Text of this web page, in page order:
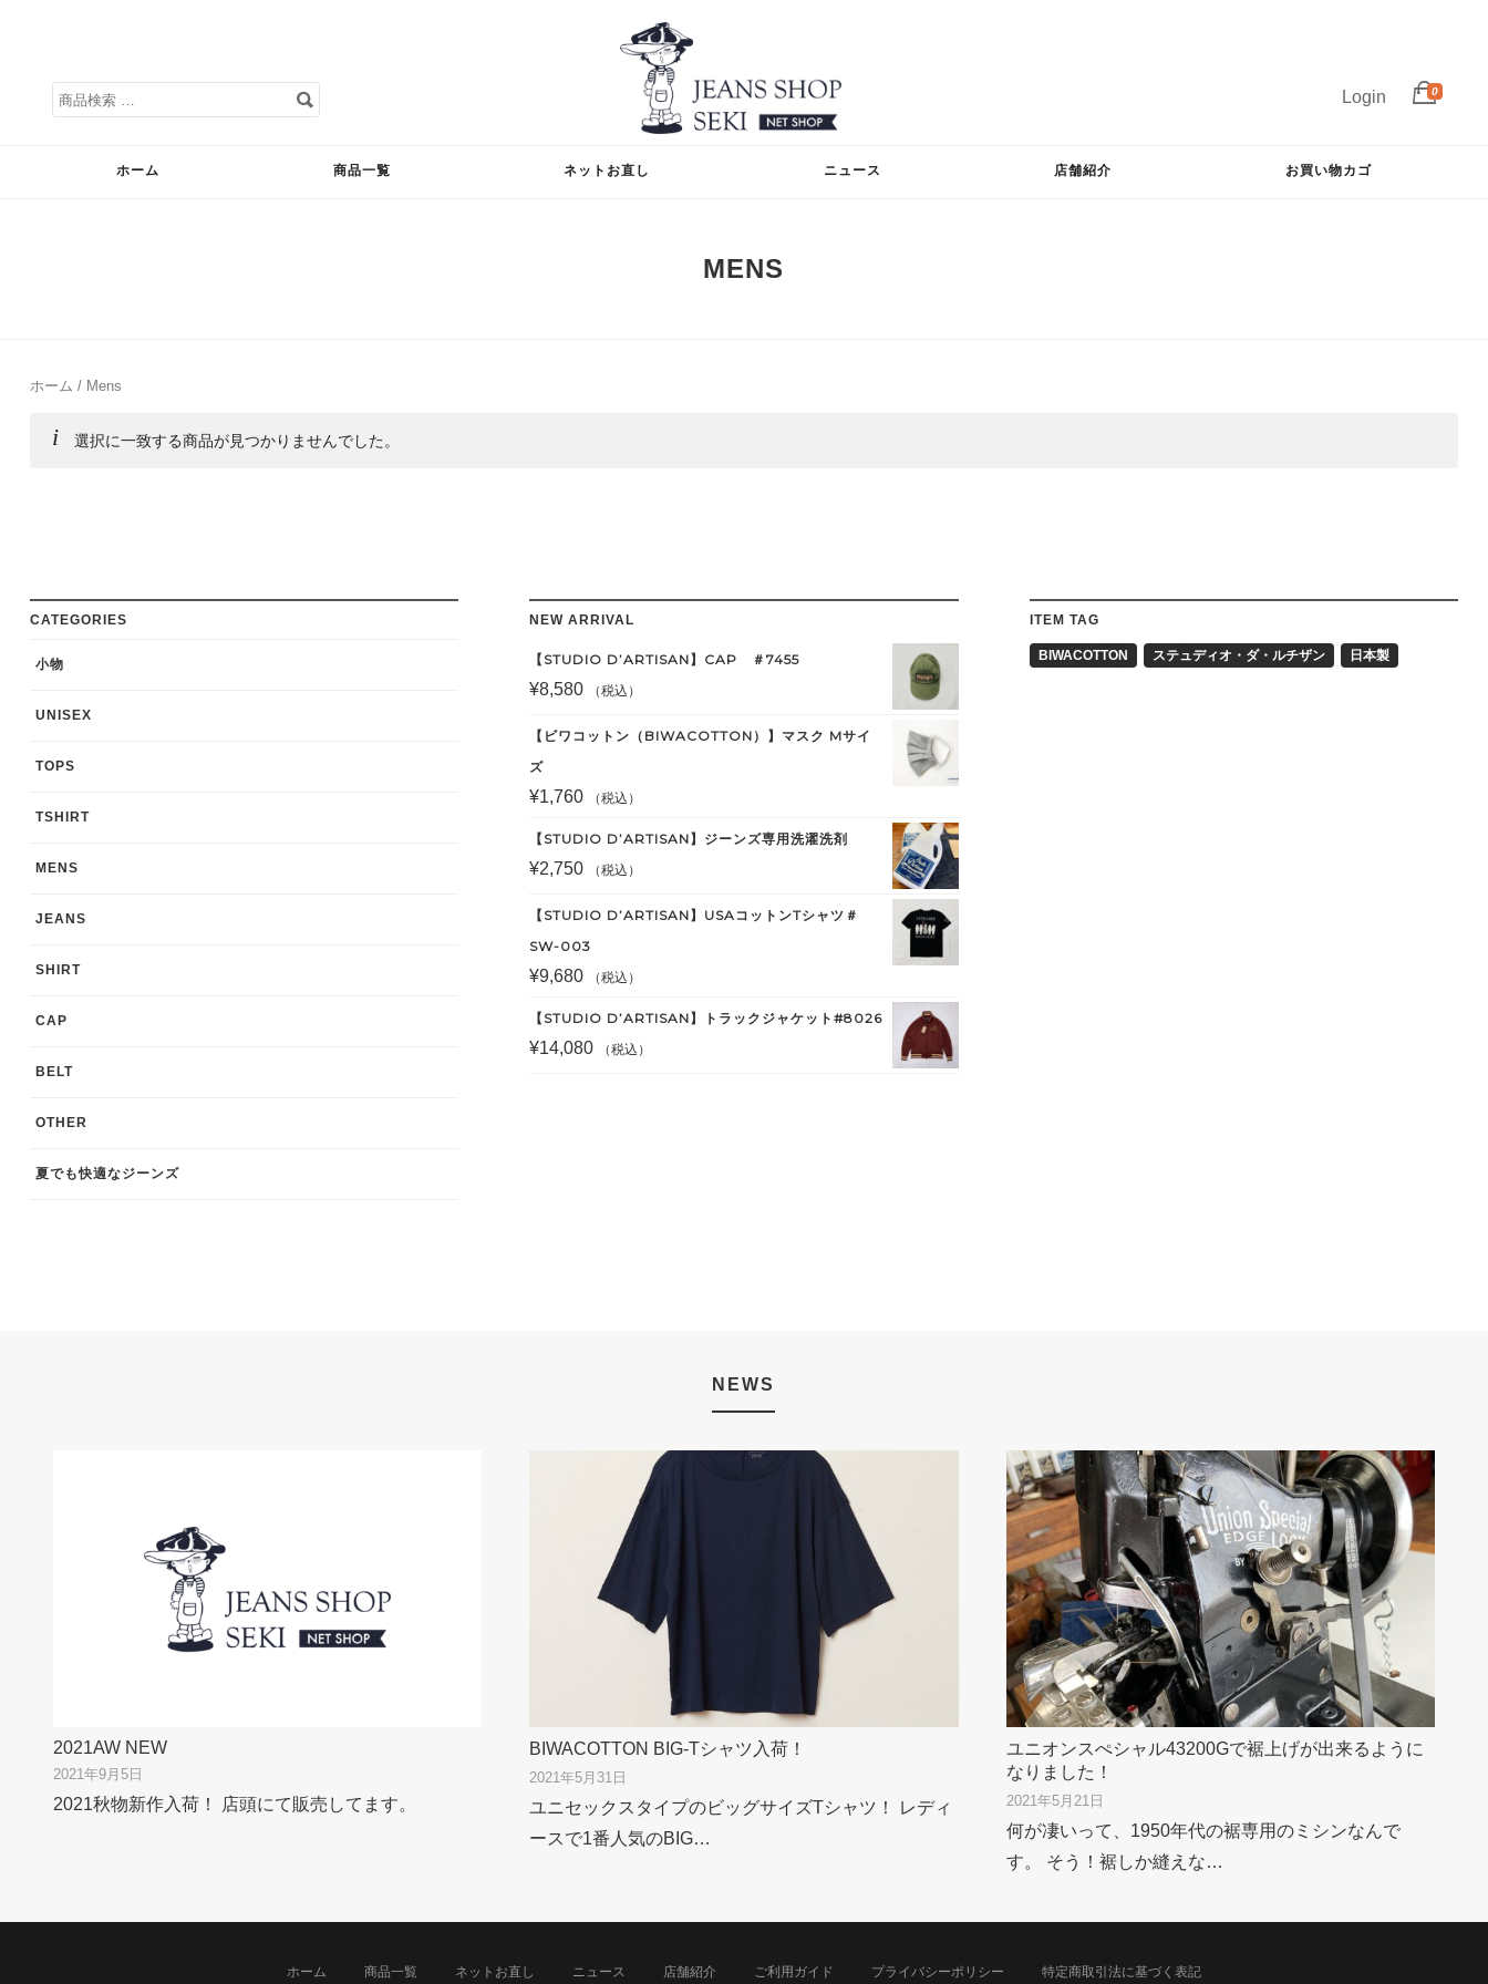
検
Login 0
ホーム 商品一覧 ネットお直し ニュース 店舗紹介 お買い物カゴ
MENS
ホーム / Mens
選択に一致する商品が見つかりませんでした。
CATEGORIES
小物
UNISEX
TOPS
TSHIRT
MENS
JEANS
SHIRT
CAP
BELT
OTHER
夏でも快適なジーンズ
NEW ARRIVAL
【STUDIO D’ARTISAN】CAP ＃7455
¥8,580 （税込）
【ビワコットン（BIWACOTTON）】マスク Mサイ
ズ
¥1,760 （税込）
【STUDIO D’ARTISAN】ジーンズ専用洗濯洗剤
¥2,750 （税込）
【STUDIO D’ARTISAN】USAコットンTシャツ＃
SW-003
¥9,680 （税込）
【STUDIO D’ARTISAN】トラックジャケット#8026
¥14,080 （税込）
ITEM TAG
BIWACOTTON ステュディオ・ダ・ルチザン 日本製
NEWS
2021AW NEW
2021年9月5日
2021秋物新作入荷！ 店頭にて販売してます。
BIWACOTTON BIG-Tシャツ入荷！
2021年5月31日
ユニセックスタイプのビッグサイズTシャツ！ レディ
ースで1番人気のBIG…
ユニオンスぺシャル43200Gで裾上げが出来るように
なりました！
2021年5月21日
何が凄いって、1950年代の裾専用のミシンなんで
す。 そう！裾しか縫えな…
ホーム 商品一覧 ネットお直し ニュース 店舗紹介 ご利用ガイド プライバシーポリシー 特定商取引法に基づく表記